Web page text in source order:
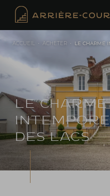
ACCUEIL • ACHETER • LE CHARME
LE CHARME
DES LACS
Cookies management panel